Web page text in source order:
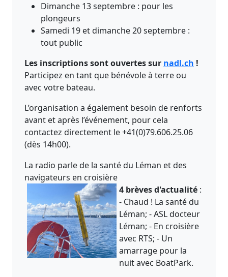
Dimanche 13 septembre : pour les
plongeurs
Samedi 19 et dimanche 20 septembre :
tout public
Les inscriptions sont ouvertes sur nadl.ch !
Participez en tant que bénévole à terre ou
avec votre bateau.
L’organisation a également besoin de renforts
avant et après l’événement, pour cela
contactez directement le +41(0)79.606.25.06
(dès 14h00).
La radio parle de la santé du Léman et des
navigateurs en croisière
4 brèves d'actualité :
- Chaud ! La santé du
Léman; - ASL docteur
Léman; - En croisière
avec RTS; - Un
amarrage pour la
nuit avec BoatPark.